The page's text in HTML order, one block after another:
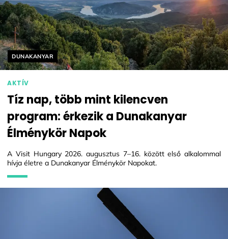
Helyszín címkék:
DUNAKANYAR
AKTÍV
Tíz nap, több mint kilencven
program: érkezik a Dunakanyar
Élménykör Napok
A Visit Hungary 2026. augusztus 7–16. között első alkalommal
hívja életre a Dunakanyar Élménykör Napokat.